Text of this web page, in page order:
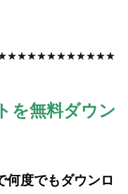
を無料ダウン
何度でもダウンロ